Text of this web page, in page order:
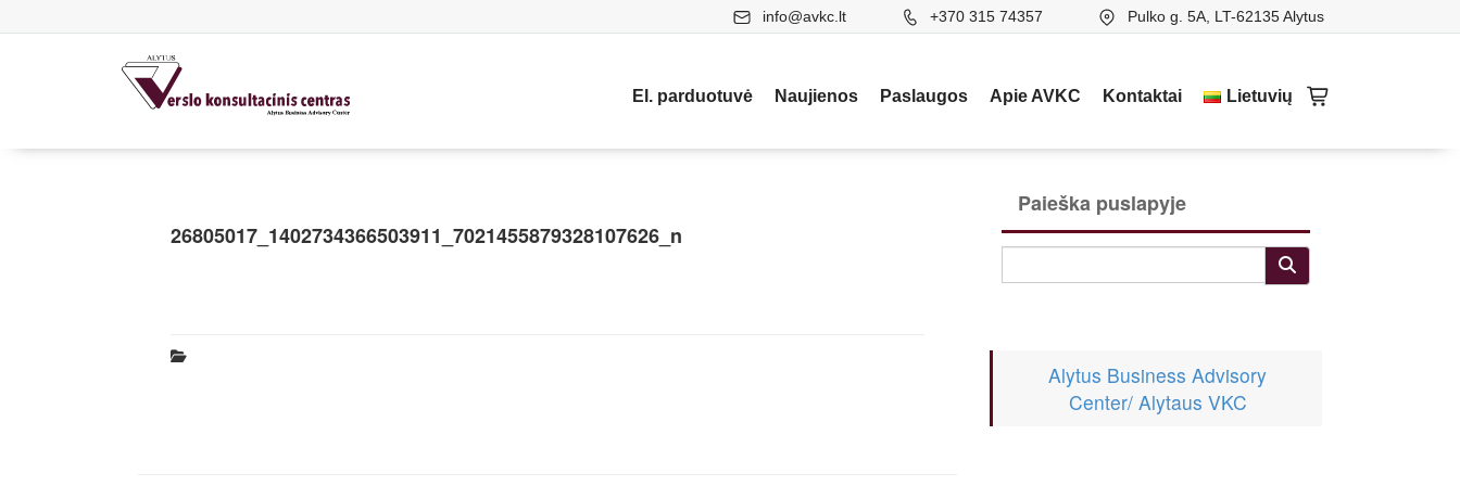
info@avkc.lt +370 315 74357 Pulko g. 5A, LT-62135 Alytus
El. parduotuvė Naujienos Paslaugos Apie AVKC Kontaktai Lietuvių
26805017_1402734366503911_7021455879328107626_n
Paieška puslapyje
Alytus Business Advisory
Center/ Alytaus VKC